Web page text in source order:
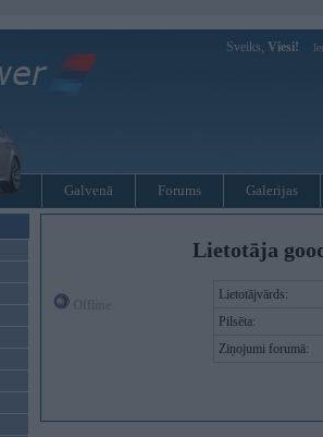
Sveiks, Viesi!
Galvenā Forums Galerijas
Lietotāja
Lietotājvārds:
Pilsēta:
Ziņojumi forumā: